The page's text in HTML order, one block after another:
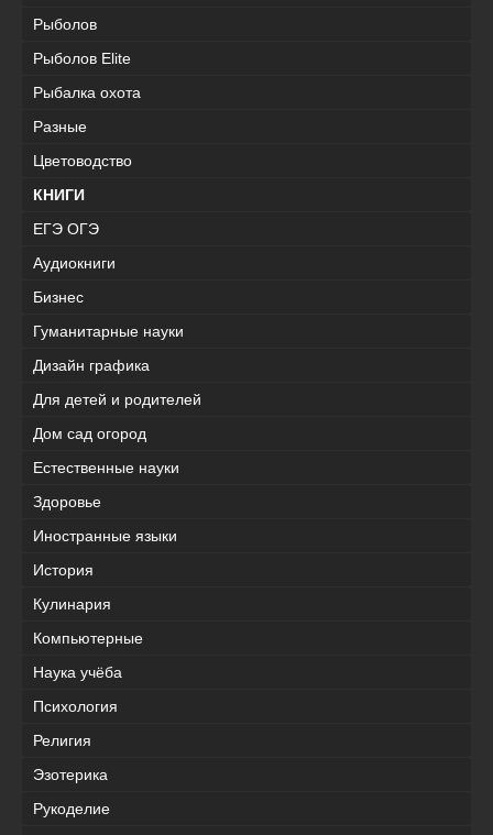
Рыболов
Рыболов Elite
Рыбалка охота
Разные
Цветоводство
КНИГИ
ЕГЭ ОГЭ
Аудиокниги
Бизнес
Гуманитарные науки
Дизайн графика
Для детей и родителей
Дом сад огород
Естественные науки
Здоровье
Иностранные языки
История
Кулинария
Компьютерные
Наука учёба
Психология
Религия
Эзотерика
Рукоделие